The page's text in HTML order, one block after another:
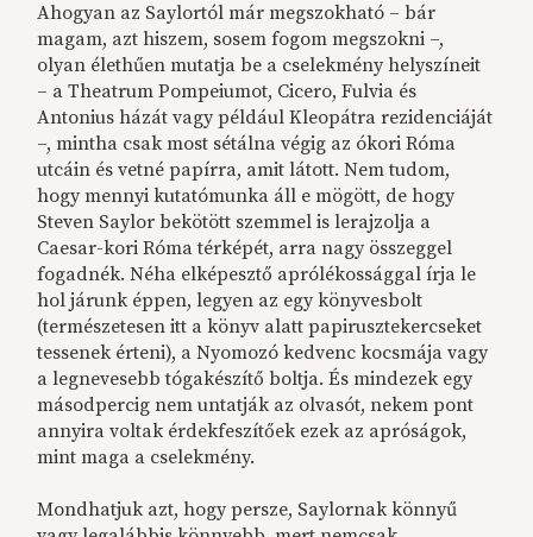
Ahogyan az Saylortól már megszokható – bár
magam, azt hiszem, sosem fogom megszokni –,
olyan élethűen mutatja be a cselekmény helyszíneit
– a Theatrum Pompeiumot, Cicero, Fulvia és
Antonius házát vagy például Kleopátra rezidenciáját
–, mintha csak most sétálna végig az ókori Róma
utcáin és vetné papírra, amit látott. Nem tudom,
hogy mennyi kutatómunka áll e mögött, de hogy
Steven Saylor bekötött szemmel is lerajzolja a
Caesar-kori Róma térképét, arra nagy összeggel
fogadnék. Néha elképesztő aprólékossággal írja le
hol járunk éppen, legyen az egy könyvesbolt
(természetesen itt a könyv alatt papirusztekercseket
tessenek érteni), a Nyomozó kedvenc kocsmája vagy
a legnevesebb tógakészítő boltja. És mindezek egy
másodpercig nem untatják az olvasót, nekem pont
annyira voltak érdekfeszítőek ezek az apróságok,
mint maga a cselekmény.
Mondhatjuk azt, hogy persze, Saylornak könnyű